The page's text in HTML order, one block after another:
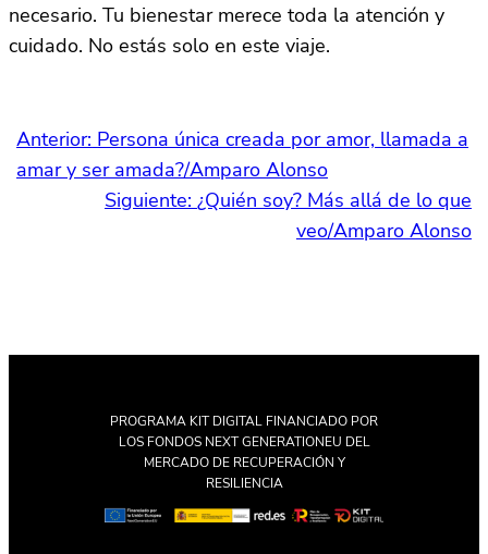
necesario. Tu bienestar merece toda la atención y
cuidado. No estás solo en este viaje.
Anterior: Persona única creada por amor, llamada a
amar y ser amada?/Amparo Alonso
Siguiente: ¿Quién soy? Más allá de lo que
veo/Amparo Alonso
PROGRAMA KIT DIGITAL FINANCIADO POR
LOS FONDOS NEXT GENERATIONEU DEL
MERCADO DE RECUPERACIÓN Y
RESILIENCIA